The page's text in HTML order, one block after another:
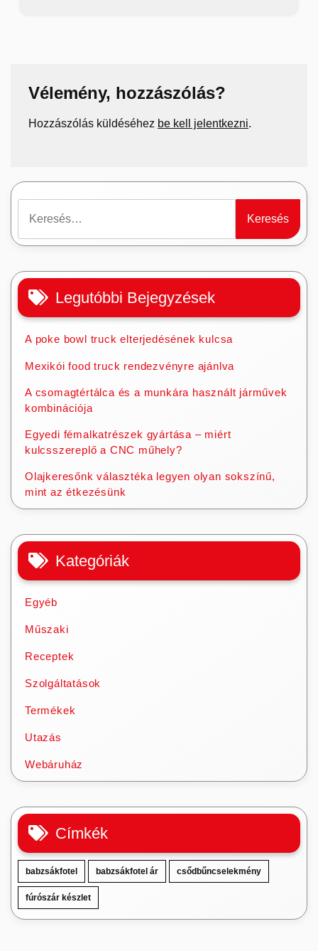
Vélemény, hozzászólás?
Hozzászólás küldéséhez be kell jelentkezni.
Legutóbbi Bejegyzések
A poke bowl truck elterjedésének kulcsa
Mexikói food truck rendezvényre ajánlva
A csomagtértálca és a munkára használt járművek
kombinációja
Egyedi fémalkatrészek gyártása – miért
kulcsszereplő a CNC műhely?
Olajkeresőnk választéka legyen olyan sokszínű,
mint az étkezésünk
Kategóriák
Egyéb
Műszaki
Receptek
Szolgáltatások
Termékek
Utazás
Webáruház
Címkék
babzsákfotel babzsákfotel ár csődbűncselekmény
fúrószár készlet